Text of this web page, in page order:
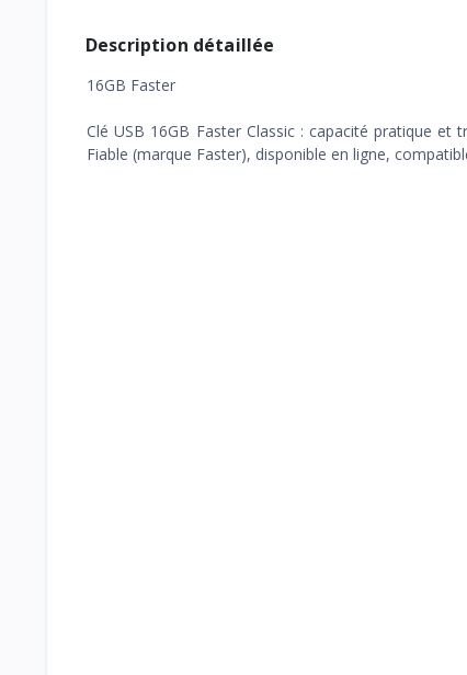
Description détaillée
16GB Faster
Clé USB 16GB Faster Classic : capacité pratique
Fiable (marque Faster), disponible en ligne,